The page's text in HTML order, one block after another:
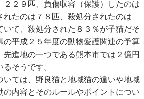
２２９匹、負傷収容（保護）したのは
れたのは７８匹、殺処分されたのは
いて、殺処分された８３％が子猫だそ
の平成２５年度の動物愛護関連の予算
先進地の一つである熊本市では２億円
そうです。
ては、野良猫と地域猫の違いや地域
の内容とそのルールやポイントについ